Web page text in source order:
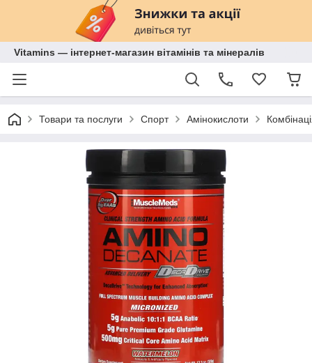
Vitamins — інтернет-магазин вітамінів та мінералів
Товари та послуги Спорт Амінокислоти